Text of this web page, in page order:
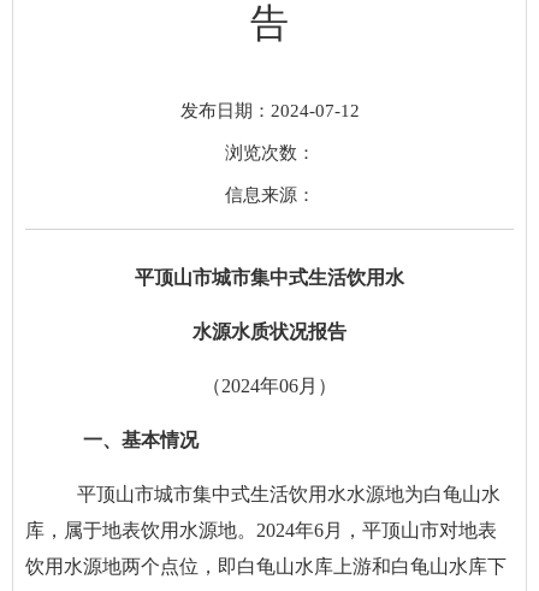
告
发布日期：2024-07-12
浏览次数：
信息来源：
平顶山市城市集中式生活饮用水
水源水质状况报告
（2024年06月）
一、基本情况
平顶山市城市集中式生活饮用水水源地为白龟山水
库，属于地表饮用水源地。 2024年6月
，平顶山市对地表
饮用水源地两个点位，即白龟山水库上游和白龟山水库下